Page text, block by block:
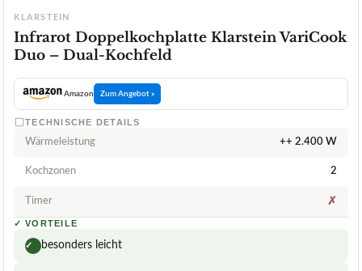
KLARSTEIN
Infrarot Doppelkochplatte Klarstein VariCook
Duo – Dual-Kochfeld
Amazon Zum Angebot »
TECHNISCHE DETAILS
Wärmeleistung ++ 2.400 W
Kochzonen 2
Timer ✗
✓ VORTEILE
✓ besonders leicht